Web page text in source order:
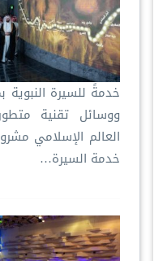
خدمةً للسيرة
ووسائل تقنية
العالم الإسلامي
خدمة السيرة…